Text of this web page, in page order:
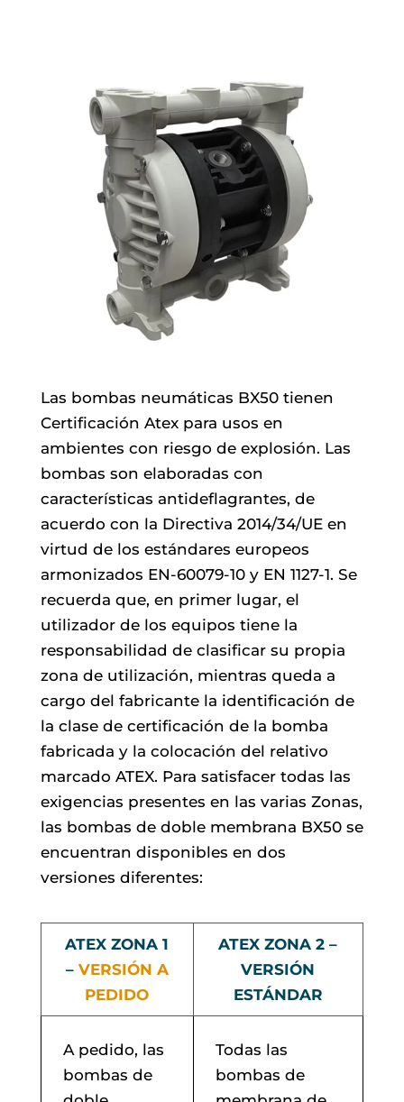
Las bombas neumáticas BX50 tienen
Certificación Atex para usos en
ambientes con riesgo de explosión. Las
bombas son elaboradas con
características antideflagrantes, de
acuerdo con la Directiva 2014/34/UE en
virtud de los estándares europeos
armonizados EN-60079-10 y EN 1127-1. Se
recuerda que, en primer lugar, el
utilizador de los equipos tiene la
responsabilidad de clasificar su propia
zona de utilización, mientras queda a
cargo del fabricante la identificación de
la clase de certificación de la bomba
fabricada y la colocación del relativo
marcado ATEX. Para satisfacer todas las
exigencias presentes en las varias Zonas,
las bombas de doble membrana BX50 se
encuentran disponibles en dos
versiones diferentes:
ATEX ZONA 1
– VERSIÓN A
PEDIDO
ATEX ZONA 2 –
VERSIÓN
ESTÁNDAR
A pedido, las
bombas de
Todas las
bombas de